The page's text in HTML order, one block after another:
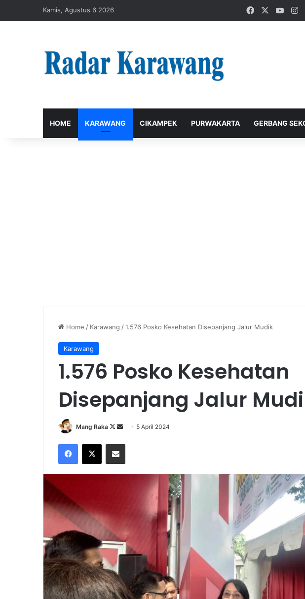
Kamis, Agustus 6 2026 Facebook
HOME KARAWANG CIKAMPEK PURWAKARTA GERBANG
Home / Karawang /1.576 Posko Kesehatan Disepanjang Jalur Mudik
Karawang
1.576 Posko Kesehatan
Disepanjang Jalur
Mang Raka
Follow
X
Send 5 April 2024
Facebook
X Share via Email